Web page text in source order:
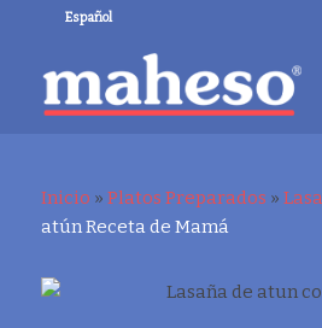
Español
Inicio » Platos Preparados »
atún Receta de Mamá